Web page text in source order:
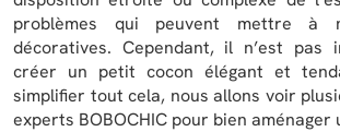
problèmes qui peuvent mettre à
décoratives. Cependant, il n’est pas
créer un petit cocon élégant et
simplifier tout cela, nous allons voir
experts BOBOCHIC pour bien aménager